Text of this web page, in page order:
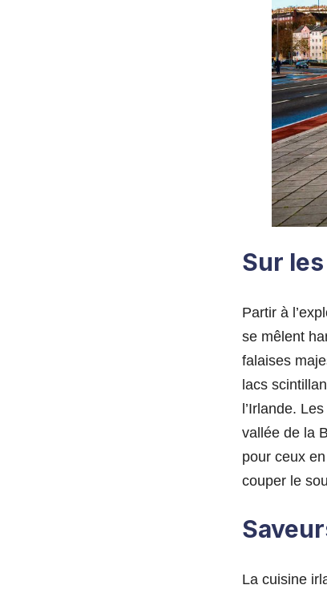
Sur
Partir à
se mêlent
falaises
lacs
l’Irlande.
vallée de la
pour ceux
couper le
La cuisine